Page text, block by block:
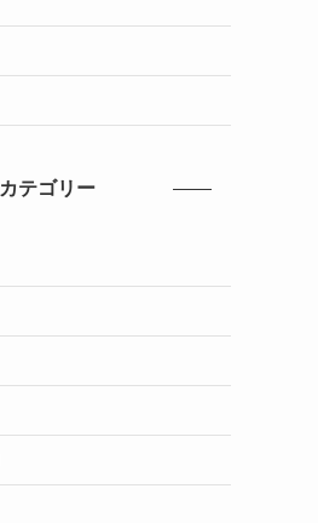
カテゴリー